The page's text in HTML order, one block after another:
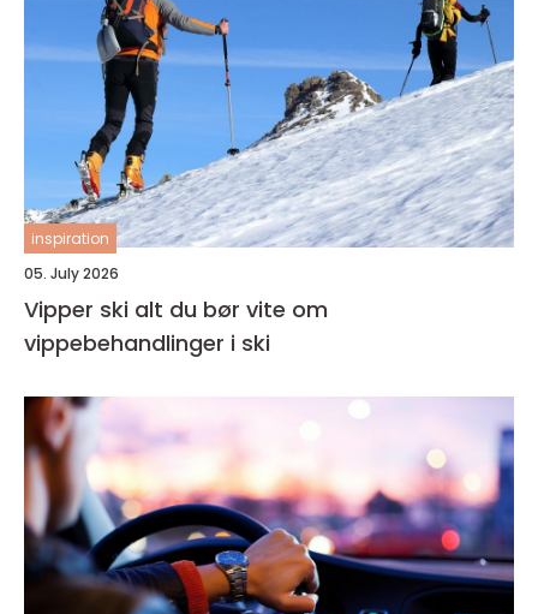
inspiration
05. July 2026
Vipper ski alt du bør vite om
vippebehandlinger i ski